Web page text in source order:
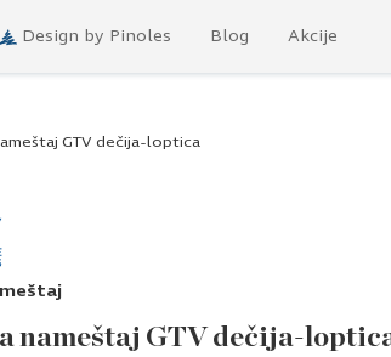
Design by Pinoles Blog Akcije
GTV dečija-loptica
nameštaj GTV dečija-